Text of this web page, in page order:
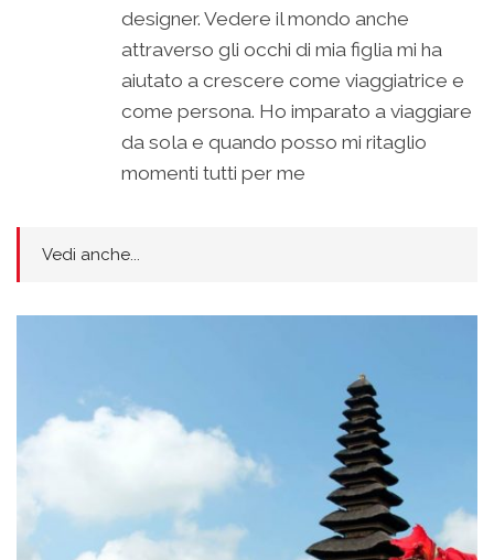
designer. Vedere il mondo anche
attraverso gli occhi di mia figlia mi ha
aiutato a crescere come viaggiatrice e
come persona. Ho imparato a viaggiare
da sola e quando posso mi ritaglio
momenti tutti per me
Vedi anche...